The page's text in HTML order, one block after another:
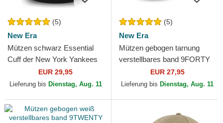
(5)
New Era
Mützen schwarz Essential
Cuff der New York Yankees
MLB von New Era
EUR 29,95
Lieferung bis Dienstag, Aug. 11
(5)
New Era
Mützen gebogen tarnung
verstellbares band 9FORTY
League Essential der New
York Yankees MLB von...
EUR 27,95
Lieferung bis Dienstag, Aug. 11